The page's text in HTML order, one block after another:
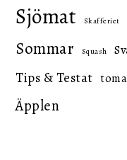
Sjömat Skafferiet
Sommar Squash
Tips & Testat
Äpplen